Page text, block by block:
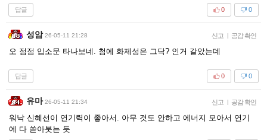
답글 0
0
성암 26-05-11 21:28 신고 | 공감 확인
오 점점 입소문 타나보네. 첨에 화제성은 그닥? 인거 같았는데
답글 0
0
유마 26-05-11 21:34 신고 | 공감 확인
워낙 신혜선이 연기력이 좋아서. 아무 것도 안하고 에너지 모아서 연기
에 다 쏟아붓는 듯